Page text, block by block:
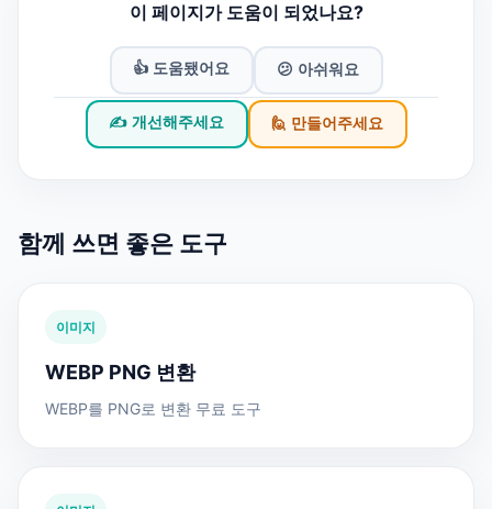
이 페이지가 도움이 되었나요?
👍 도움됐어요 😕 아쉬워요
✍️ 개선해주세요 🙋 만들어주세요
함께 쓰면 좋은 도구
이미지
WEBP PNG 변환
WEBP를 PNG로 변환 무료 도구